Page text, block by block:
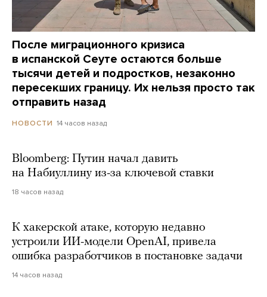
После миграционного кризиса
в испанской Сеуте остаются больше
тысячи детей и подростков, незаконно
пересекших границу. Их нельзя просто так
отправить назад
НОВОСТИ 14 часов назад
Bloomberg: Путин начал давить
на Набиуллину из-за ключевой ставки
18 часов назад
К хакерской атаке, которую недавно
устроили ИИ-модели OpenAI, привела
ошибка разработчиков в постановке задачи
14 часов назад